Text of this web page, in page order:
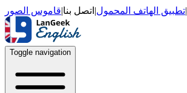
|تطبيق الهاتف المحمول| اتصل بنا|قاموس الصور
Toggle navigation